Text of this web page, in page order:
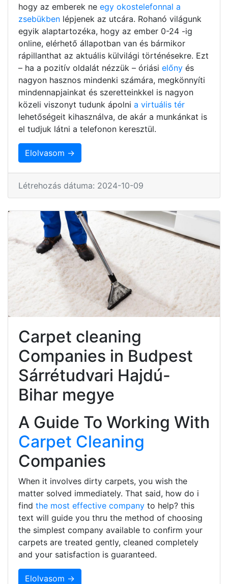
hogy az emberek ne egy okostelefonnal a
zsebükben lépjenek az utcára. Rohanó világunk
egyik alaptartozéka, hogy az ember 0-24 -ig
online, elérhető állapotban van és bármikor
rápillanthat az aktuális külvilági történésekre. Ezt
– ha a pozitív oldalát nézzük – óriási előny és
nagyon hasznos mindenki számára, megkönnyíti
mindennapjainkat és szeretteinkkel is nagyon
közeli viszonyt tudunk ápolni a virtuális tér
lehetőségeit kihasználva, de akár a munkánkat is
el tudjuk látni a telefonon keresztül.
Elolvasom →
Létrehozás dátuma: 2024-10-09
Carpet cleaning
Companies in Budpest
Sárrétudvari Hajdú-
Bihar megye
A Guide To Working With
Carpet Cleaning
Companies
When it involves dirty carpets, you wish the
matter solved immediately. That said, how do i
find the most effective company to help? this
text will guide you thru the method of choosing
the simplest company available to confirm your
carpets are treated gently, cleaned completely
and your satisfaction is guaranteed.
Elolvasom →